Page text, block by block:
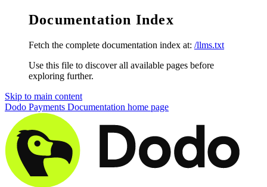
Documentation Index
Fetch the complete documentation index at: /llms.txt
Use this file to discover all available pages before
exploring further.
Skip to main content
Dodo Payments Documentation home page